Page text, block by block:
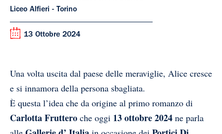
Liceo Alfieri - Torino
13 Ottobre 2024
Una volta uscita dal paese delle meraviglie, Alice cresce
e si innamora della persona sbagliata.
È questa l’idea che da origine al primo romanzo di
Carlotta Fruttero che oggi 13 ottobre 2024 ne parla